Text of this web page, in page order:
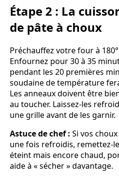
Étape 2 : La
de pâte à choux
Préchauffez votre four à
Enfournez pour 30 à 35
pendant les 20 premières
soudaine de température
Les anneaux doivent être
au toucher. Laissez-les
une grille avant de les garnir.
Astuce de chef : Si vos
une fois refroidis, remettez-
éteint mais encore chaud,
aide à « sécher » davantage.